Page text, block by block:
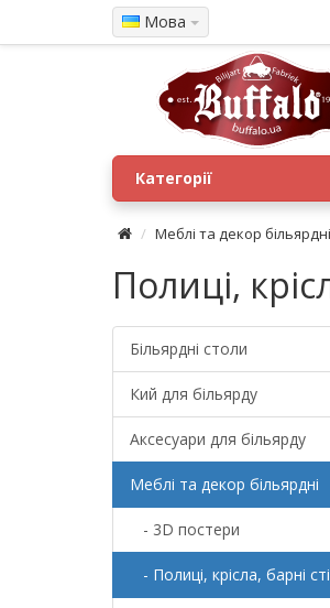
Мова
Категорії
Меблі та декор більярдні
Полиці,
Більярдні столи
Кий для більярду
Аксесуари для більярду
Меблі та декор більярдні
- 3D постери
- Полиці, крісла, барні